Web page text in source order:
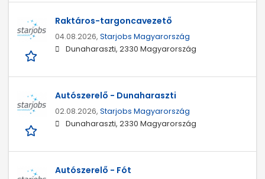
Raktáros-targoncavezető
04.08.2026, Starjobs Magyarország
Dunaharaszti, 2330 Magyarország
Autószerelő - Dunaharaszti
02.08.2026, Starjobs Magyarország
Dunaharaszti, 2330 Magyarország
Autószerelő - Fót